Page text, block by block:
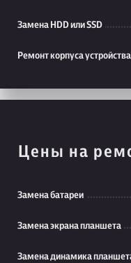
Замена HDD или SSD
Ремонт корпуса устройства
Цены на
Замена батареи
Замена экрана планшета
Замена динамика